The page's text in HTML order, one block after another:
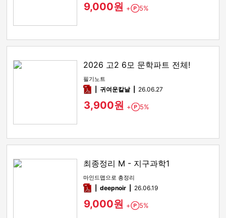
9,000원 + Point
5%
2026 고2 6모 문학파트 전체!
필기노트
pdf귀여운칼날 26.06.27
3,900원 + Point
5%
최종정리 M - 지구과학1
마인드맵으로 총정리
pdfdeepnoir 26.06.19
9,000원 + Point
5%